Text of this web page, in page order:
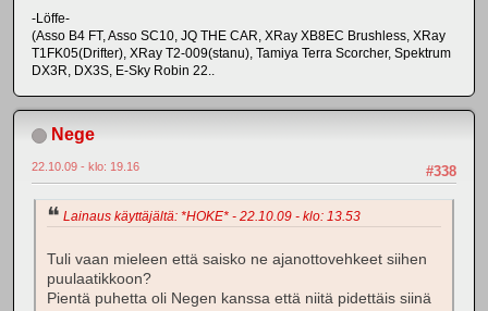
-Löffe-
(Asso B4 FT, Asso SC10, JQ THE CAR, XRay XB8EC Brushless, XRay
T1FK05(Drifter), XRay T2-009(stanu), Tamiya Terra Scorcher, Spektrum
DX3R, DX3S, E-Sky Robin 22..
Nege
#338
22.10.09 - klo: 19.16
Lainaus käyttäjältä: *HOKE* - 22.10.09 - klo: 13.53
Tuli vaan mieleen että saisko ne ajanottovehkeet siihen
puulaatikkoon?
Pientä puhetta oli Negen kanssa että niitä pidettäis siinä